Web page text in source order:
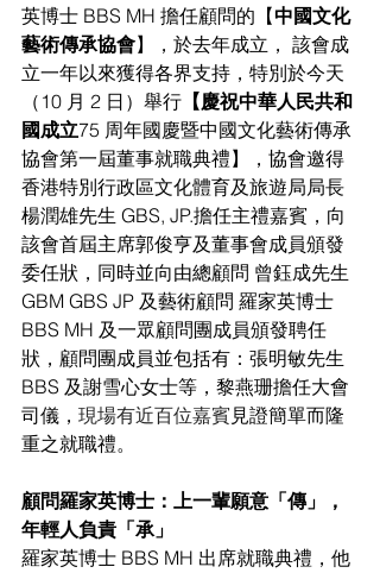
英博士 BBS MH 擔任顧問的【中國文化
藝術傳承協會】，於去年成立， 該會成
立一年以來獲得各界支持，特別於今天
（10 月 2 日）舉行 【慶祝中華人民共和
國成立75 周年國慶暨中國文化藝術傳承
協會第一屆董事就職典禮】，協會邀得
香港特別行政區文化體育及旅遊局局長
楊潤雄先生 GBS, JP.擔任主禮嘉賓，向
該會首屆主席郭俊亨及董事會成員頒發
委任狀，同時並向由總顧問 曾鈺成先生
GBM GBS JP 及藝術顧問 羅家英博士
BBS MH 及一眾顧問團成員頒發聘任
狀，顧問團成員並包括有：張明敏先生
BBS 及謝雪心女士等，黎燕珊擔任大會
司儀， 現場有近百位嘉賓 見證簡單而隆
重之就職禮。
顧問羅家英博士：上一輩願意「傳」，
年輕人負責「承」
羅家英博士 BBS MH 出席就職典禮，他